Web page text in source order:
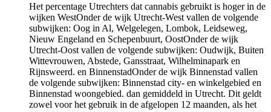
Het percentage Utrechters dat cannabis gebruikt is hoger in de
wijken WestOnder de wijk Utrecht-West vallen de volgende
subwijken: Oog in Al, Welgelegen, Lombok, Leidseweg,
Nieuw Engeland en Schepenbuurt, OostOnder de wijk
Utrecht-Oost vallen de volgende subwijken: Oudwijk, Buiten
Wittevrouwen, Abstede, Gansstraat, Wilhelminapark en
Rijnsweerd. en BinnenstadOnder de wijk Binnenstad vallen
de volgende subwijken: Binnenstad city- en winkelgebied en
Binnenstad woongebied. dan gemiddeld in Utrecht. Dit geldt
zowel voor het gebruik in de afgelopen 12 maanden, als het